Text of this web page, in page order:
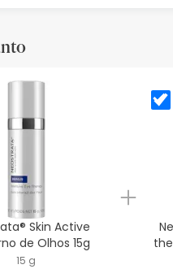
Skin Active
de Olhos 15g
15 g